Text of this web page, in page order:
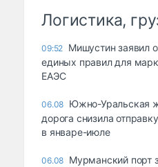
Логистика,
09:52 Мишустин заявил
единых правил для
ЕАЭС
06.08 Южно-Уральская
дорога снизила
в январе-июле
06.08 Мурманский порт